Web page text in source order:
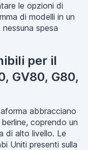
le opzioni di
di modelli in un
spesa
per il
GV80, G80,
abbracciano
coprendo un
di alto livello. Le
Uniti presenti sulla